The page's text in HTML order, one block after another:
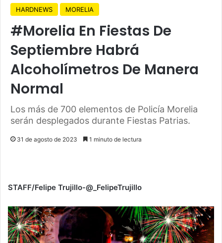
HARDNEWS MORELIA
#Morelia En Fiestas De
Septiembre Habrá
Alcoholímetros De Manera
Normal
Los más de 700 elementos de Policía Morelia
serán desplegados durante Fiestas Patrias.
31 de agosto de 2023 1 minuto de lectura
STAFF/Felipe Trujillo-@_FelipeTrujillo